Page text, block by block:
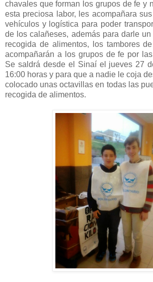
chavales que forman los grupos de fe y
esta preciosa labor, les acompañara
vehículos y logística para poder
de los calañeses, además para darle
recogida de alimentos, los tambores
acompañarán a los grupos de fe por
Se saldrá desde el Sinaí el jueves 27
16:00 horas y para que a nadie le coja
colocado unas octavillas en todas las
recogida de alimentos.